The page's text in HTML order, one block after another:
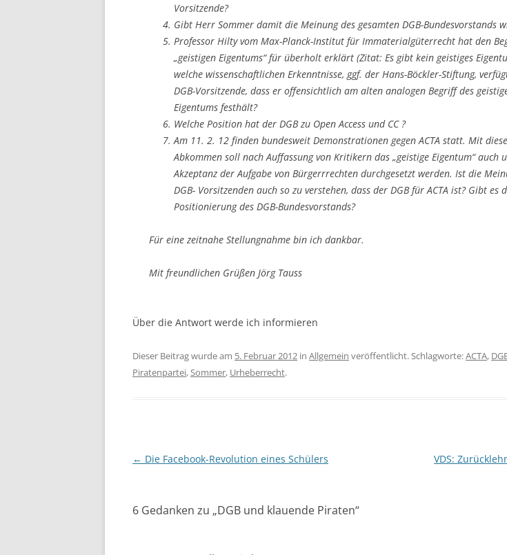
Vorsitzende?
Gibt Herr Sommer damit die Meinung des gesamten DGB-Bundesvorstands
Professor Hilty vom Max-Planck-Institut für Immaterialgüterrecht hat den
„geistigen Eigentums“ für überholt erklärt (Zitat: Es gibt kein geistiges
welche wissenschaftlichen Erkenntnisse, ggf. der Hans-Böckler-Stiftung,
DGB-Vorsitzende, dass er offensichtlich am alten analogen Begriff des
Eigentums festhält?
Welche Position hat der DGB zu Open Access und CC ?
Am 11. 2. 12 finden bundesweit Demonstrationen gegen ACTA statt. Mit
Abkommen soll nach Auffassung von Kritikern das „geistige Eigentum“ auch
Akzeptanz der Aufgabe von Bürgerrrechten durchgesetzt werden. Ist die
DGB- Vorsitzenden auch so zu verstehen, dass der DGB für ACTA ist? Gibt es
Positionierung des DGB-Bundesvorstands?
Für eine zeitnahe Stellungnahme bin ich dankbar.
Mit freundlichen Grüßen Jörg Tauss
Über die Antwort werde ich informieren
Dieser Beitrag wurde am 5. Februar 2012 in Allgemein veröffentlicht. Schlagworte:ACTA,
Piratenpartei,Sommer, Urheberrecht.
Beitrags-
← Die Facebook-Revolution eines Schülers VDS:
6 Gedanken zu „DGB und klauende Piraten“